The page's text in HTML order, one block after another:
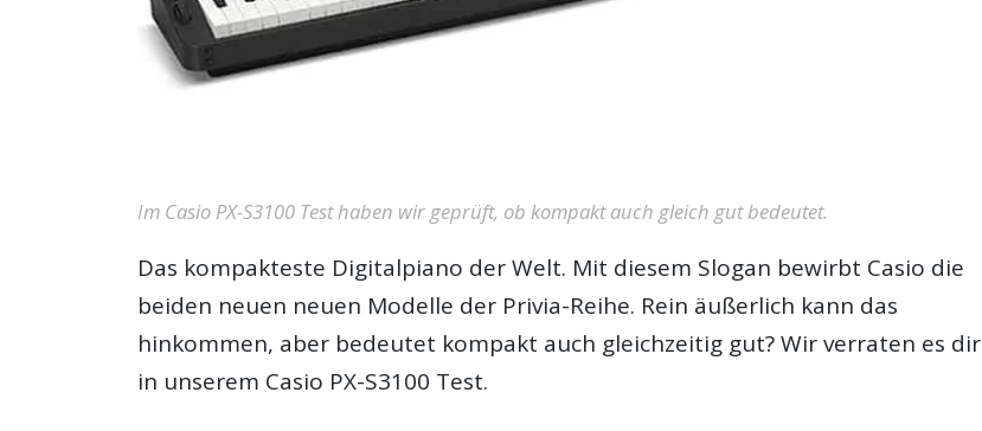
Im Casio PX-S3100 Test haben wir geprüft, ob kompakt auch gleich gut bedeutet.
Das kompakteste Digitalpiano der Welt. Mit diesem Slogan bewirbt Casio die
beiden neuen neuen Modelle der Privia-Reihe. Rein äußerlich kann das
hinkommen, aber bedeutet kompakt auch gleichzeitig gut? Wir verraten es dir
in unserem Casio PX-S3100 Test.